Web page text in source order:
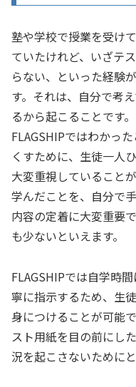
塾や学校で授業を受け
ていたけれど、いざテ
らない、といった経験
す。それは、自分で考
るから起こることです。
FLAGSHIPではわかっ
くすために、生徒一人
大変重視していること
学んだことを、自分で
内容の定着に大変重要
も少ないといえます。
FLAGSHIPでは自学時
寧に指示するため、生
身につけることが可能
スト用紙を目の前にし
況を起こさないために